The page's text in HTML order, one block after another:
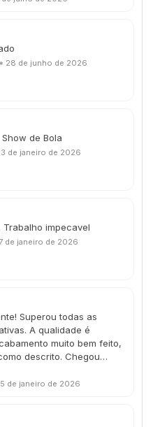
28 de junho de 2026
de Bola
de janeiro de 2026
Trabalho impecavel
de janeiro de 2026
Superou todas as
A qualidade é
muito bem feito,
descrito. Chegou
bem embalado e em
Com certeza recomendo
de janeiro de 2026